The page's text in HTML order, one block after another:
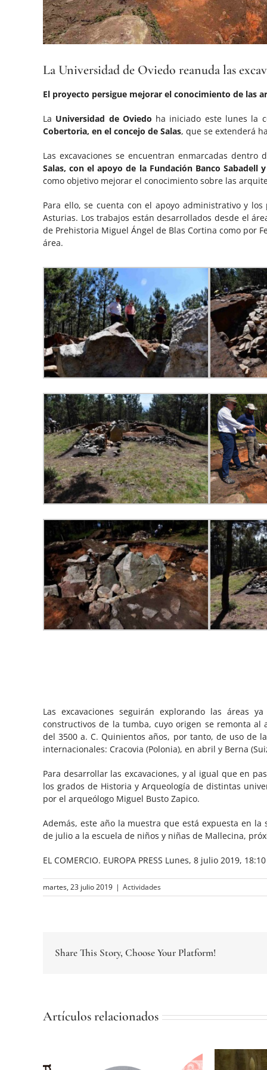
La Universidad de Oviedo reanuda las
El proyecto persigue mejorar el conocimiento de las
La Universidad de Oviedo ha iniciado este lunes la
Cobertoria, en el concejo de Salas, que se extenderá
Las excavaciones se encuentran enmarcadas dentro
Salas, con el apoyo de la Fundación Banco
como objetivo mejorar el conocimiento sobre las
Para ello, se cuenta con el apoyo administrativo y
Asturias. Los trabajos están desarrollados desde el
de Prehistoria Miguel Ángel de Blas Cortina como por
área.
Las excavaciones seguirán explorando las áreas
constructivos de la tumba, cuyo origen se remonta al
del 3500 a. C. Quinientos años, por tanto, de uso de
internacionales: Cracovia (Polonia), en abril y Berna
Para desarrollar las excavaciones, y al igual que en
los grados de Historia y Arqueología de distintas
por el arqueólogo Miguel Busto Zapico.
Además, este año la muestra que está expuesta en
de julio a la escuela de niños y niñas de Mallecina,
EL COMERCIO. EUROPA PRESS Lunes, 8 julio 2019, 18:10
martes, 23 julio 2019 | Actividades
Share This Story, Choose Your Platform!
Artículos relacionados